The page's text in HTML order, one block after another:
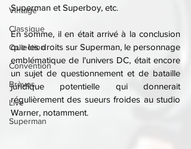
Vintage
Classique
Collection
Convention
Brèves
Live
Superman
Superman et Superboy, etc.
En somme, il en était arrivé à la conclusion
que les droits sur Superman, le personnage
emblématique de l'univers DC, était encore
un sujet de questionnement et de bataille
juridique potentielle qui donnerait
régulièrement des sueurs froides au studio
Warner, notamment.